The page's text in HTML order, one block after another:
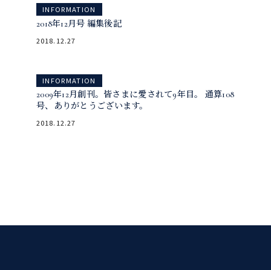
INFORMATION
INFORMATION
2018年12月号 編集後記
2018.12.27
INFORMATION
2018年12月号
INFORMATION
2009年12月創刊。皆さまに愛されて9年目。 通算108
号、ありがとうございます。
2018.12.27